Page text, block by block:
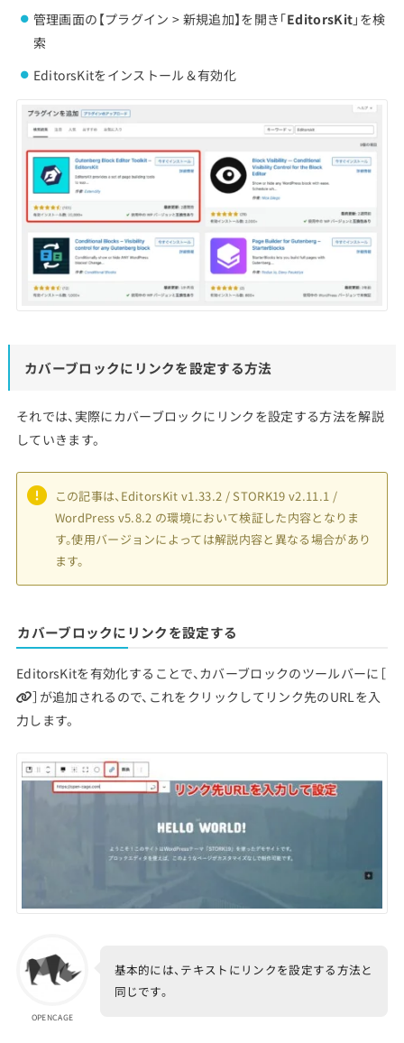
管理画面の【プラグイン > 新規追加】を開き「EditorsKit」を検
索
EditorsKitをインストール＆有効化
カバーブロックにリンクを設定する方法
それでは、実際にカバーブロックにリンクを設定する方法を解説
していきます。
この記事は、EditorsKit v1.33.2 / STORK19 v2.11.1 /
WordPress v5.8.2 の環境において検証した内容となりま
す。使用バージョンによっては解説内容と異なる場合があり
ます。
カバーブロックにリンクを設定する
EditorsKitを有効化することで、カバーブロックのツールバーに［
］が追加されるので、これをクリックしてリンク先のURLを入
力します。
OPENCAGE
基本的には、テキストにリンクを設定する方法と
同じです。